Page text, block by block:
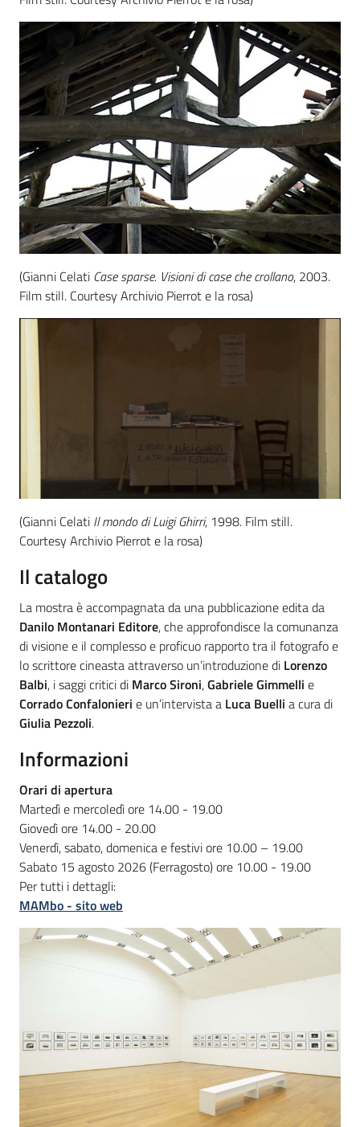
(Gianni Celati Case sparse. Visioni di case che crollano, 2003.
Film still. Courtesy Archivio Pierrot e la rosa)
(Gianni Celati Il mondo di Luigi Ghirri, 1998. Film still.
Courtesy Archivio Pierrot e la rosa)
Il catalogo
La mostra è accompagnata da una pubblicazione edita da
Danilo Montanari Editore,che approfondisce la comunanza
di visione e il complesso e proficuo rapporto tra il fotografo e
lo scrittore cineasta attraverso un’introduzione di Lorenzo
Balbi, i saggi critici di Marco Sironi,Gabriele Gimmelli e
Corrado Confalonieri e un’intervista a Luca Buelli a cura di
Giulia Pezzoli.
Informazioni
Orari di apertura
Martedì e mercoledì ore 14.00 - 19.00
Giovedì ore 14.00 - 20.00
Venerdì, sabato, domenica e festivi ore 10.00 – 19.00
Sabato 15 agosto 2026 (Ferragosto) ore 10.00 - 19.00
Per tutti i dettagli:
MAMbo - sito web